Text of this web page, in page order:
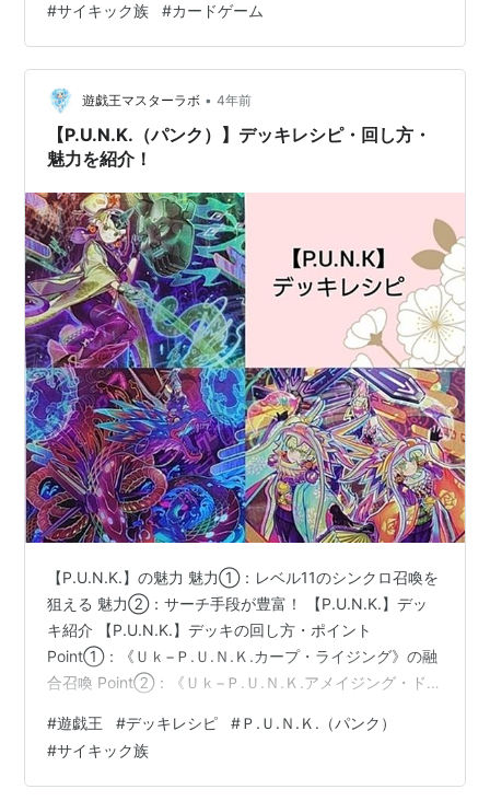
#サイキック族 #カードゲーム
遊戯王マスターラボ • 4年前
【P.U.N.K.（パンク）】デッキレシピ・回し方・
魅力を紹介！
【P.U.N.K.】の魅力 魅力①：レベル11のシンクロ召喚を
狙える 魅力②：サーチ手段が豊富！ 【P.U.N.K.】デッ
キ紹介 【P.U.N.K.】デッキの回し方・ポイント
Point①：《Ｕｋ−Ｐ.Ｕ.Ｎ.Ｋ.カープ・ライジング》の融
合召喚 Point②：《Ｕｋ−Ｐ.Ｕ.Ｎ.Ｋ.アメイジング・ドラ
盤面 ①：《Ｕｋ−Ｐ.Ｕ.Ｎ.Ｋ.娑楽斎》＋《Ｐ.Ｕ.Ｎ.Ｋ.Ｊ
ＡＭドラゴン・ドライブ》 ②：《No.77 ザ・セブン・シ
ンズ》のエクシーズ召喚 デッキに採用したカードについ
#遊戯王 #デッキレシピ #Ｐ.Ｕ.Ｎ.Ｋ.（パンク）
#サイキック族